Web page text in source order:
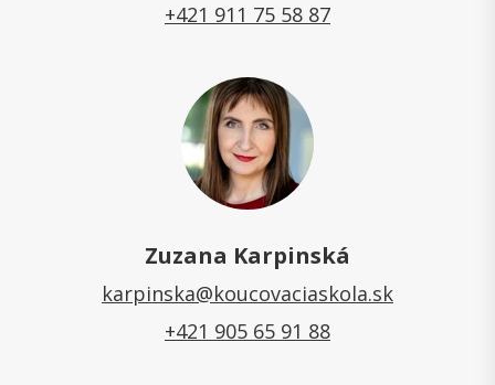
+421 911 75 58 87
Zuzana Karpinská
karpinska@koucovaciaskola.sk
+421 905 65 91 88